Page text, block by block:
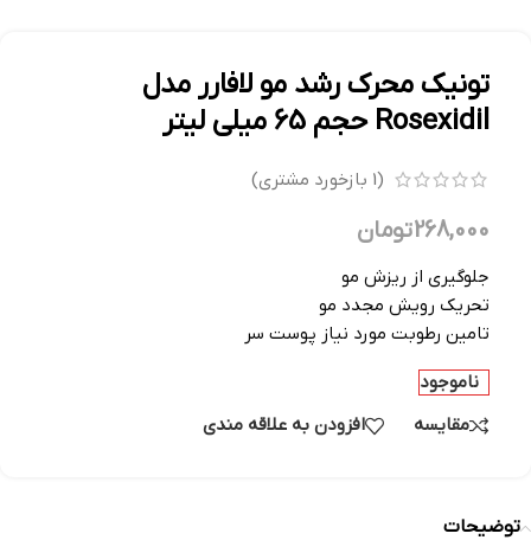
تونیک محرک رشد مو لافارر مدل
Rosexidil حجم 65 میلی لیتر
(
1 بازخورد مشتری)
268,000تومان
جلوگیری از ریزش مو
تحریک رویش مجدد مو
تامین رطوبت مورد نیاز پوست سر
ناموجود
مقایسه
افزودن به علاقه مندی
توضیحات